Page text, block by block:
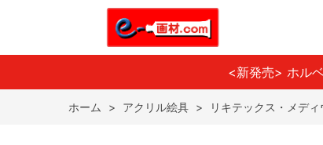
<新発売> ホル
ホーム > アクリル絵具 > リキテックス・メデ